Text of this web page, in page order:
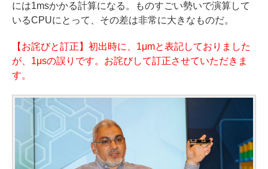
には1msかかる計算になる。ものすごい勢いで演算して
いるCPUにとって、その差は非常に大きなものだ。
【お詫びと訂正】初出時に、1μmと表記しておりました
が、1μsの誤りです。お詫びして訂正させていただきま
す。